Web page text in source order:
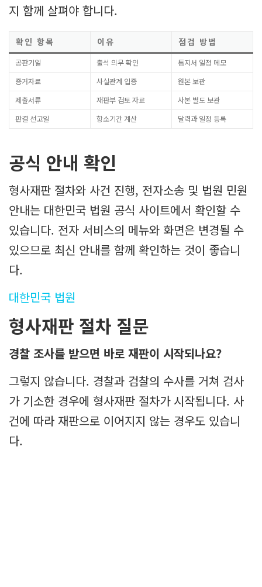
지 함께 살펴야 합니다.
확인 항목 이유 점검 방법
공판기일 출석 의무 확인
통지서 일정 메모
증거자료
사실관계 입증
원본 보관
제출서류
재판부 검토 자료
사본 별도 보관
판결 선고일
항소기간 계산 달력과 일정 등록
공식 안내 확인
형사재판 절차와 사건 진행, 전자소송 및 법원 민원
안내는 대한민국 법원 공식 사이트에서 확인할 수
있습니다. 전자 서비스의 메뉴와 화면은 변경될 수
있으므로 최신 안내를 함께 확인하는 것이 좋습니
다.
대한민국 법원
형사재판 절차 질문
경찰 조사를 받으면 바로 재판이 시작되나요?
그렇지 않습니다. 경찰과 검찰의 수사를 거쳐 검사
가 기소한 경우에 형사재판 절차가 시작됩니다. 사
건에 따라 재판으로 이어지지 않는 경우도 있습니
다.